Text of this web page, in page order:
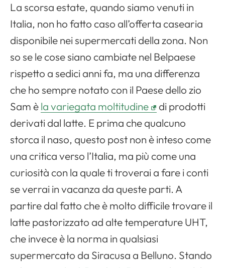
La scorsa estate, quando siamo venuti in
Italia, non ho fatto caso all’offerta casearia
disponibile nei supermercati della zona. Non
so se le cose siano cambiate nel Belpaese
rispetto a sedici anni fa, ma una differenza
che ho sempre notato con il Paese dello zio
Sam èla variegata moltitudine
di prodotti
derivati dal latte. E prima che qualcuno
storca il naso, questo post non è inteso come
una critica verso l’Italia, ma più come una
curiosità con la quale ti troverai a fare i conti
se verrai in vacanza da queste parti. A
partire dal fatto che è molto difficile trovare il
latte pastorizzato ad alte temperature UHT,
che invece è la norma in qualsiasi
supermercato da Siracusa a Belluno. Stando